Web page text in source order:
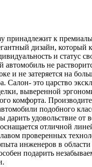
принадлежит к
дизайн, который
и статус
автомобиль не
и не затеряется на
Салон- это царство
выверенной
комфорта.
подобного
дарить удовольствие
отличной
проверенных
инженеров в области
подарить